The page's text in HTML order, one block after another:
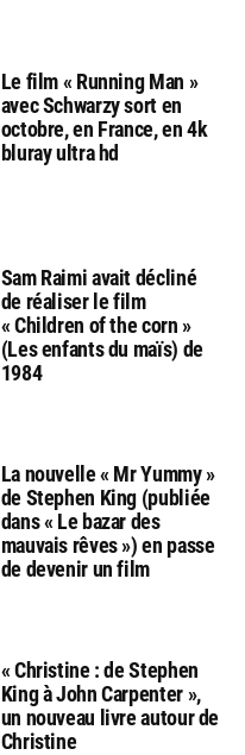
Le film « Running Man »
avec Schwarzy sort en
octobre, en France, en 4k
bluray ultra hd
Sam Raimi avait décliné
de réaliser le film
« Children of the corn »
(Les enfants du maïs) de
1984
La nouvelle « Mr Yummy »
de Stephen King (publiée
dans « Le bazar des
mauvais rêves ») en passe
de devenir un film
« Christine : de Stephen
King à John Carpenter »,
un nouveau livre autour de
Christine